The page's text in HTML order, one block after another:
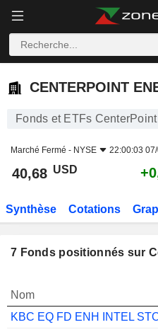
CENTERPOINT ENERGY,
CENTERPOINT
Fonds et ETFs
Marché Fermé - NYSE 22:00:03
40,68 USD
Synthèse Cotations
7 Fonds positionnés sur
Nom